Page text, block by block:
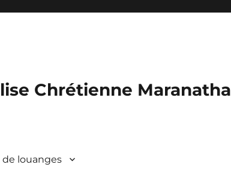
Chrétienne Maranatha
de louanges